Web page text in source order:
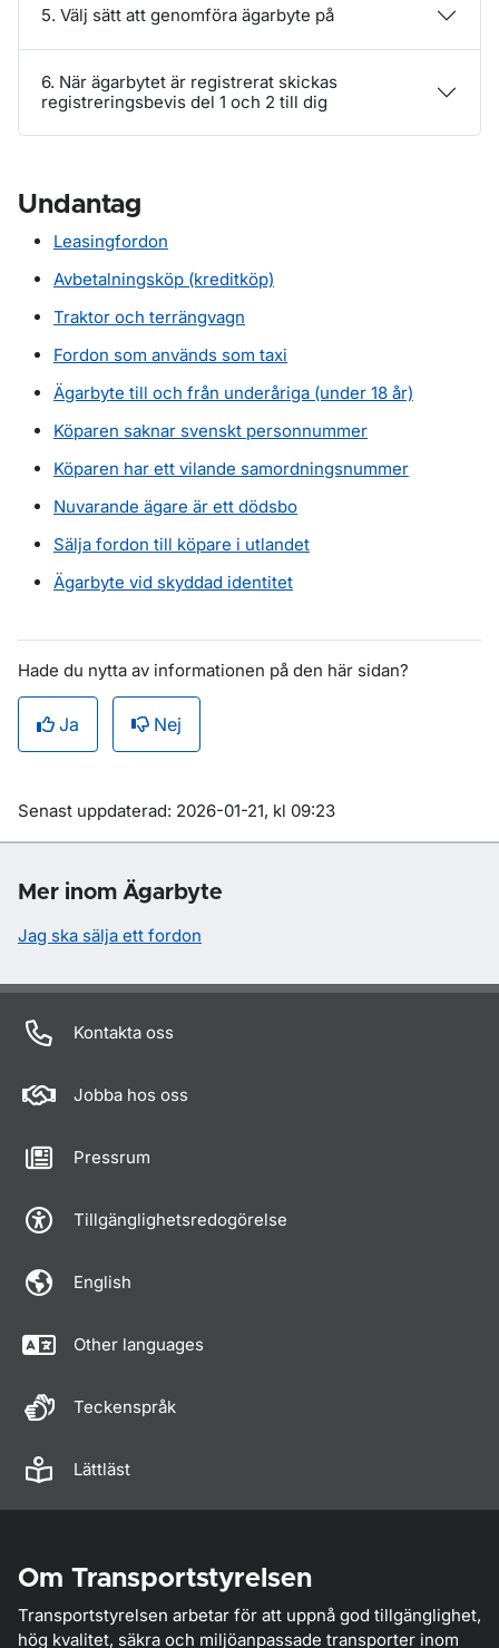
5. Välj sätt att genomföra ägarbyte på
6. När ägarbytet är registrerat skickas
registreringsbevis del 1 och 2 till dig
Undantag
Leasingfordon
Avbetalningsköp (kreditköp)
Traktor och terrängvagn
Fordon som används som taxi
Ägarbyte till och från underåriga (under 18 år)
Köparen saknar svenskt personnummer
Köparen har ett vilande samordningsnummer
Nuvarande ägare är ett dödsbo
Sälja fordon till köpare i utlandet
Ägarbyte vid skyddad identitet
Hade du nytta av informationen på den här sidan?
Ja Nej
Om sidan
Senast uppdaterad: 2026-01-21, kl 09:23
Mer inom Ägarbyte
Jag ska sälja ett fordon
Kontakta oss
Jobba hos oss
Pressrum
Tillgänglighetsredogörelse
English
Other languages
Teckenspråk
Lättläst
Om Transportstyrelsen
Transportstyrelsen arbetar för att uppnå god tillgänglighet,
hög kvalitet, säkra och miljöanpassade transporter inom